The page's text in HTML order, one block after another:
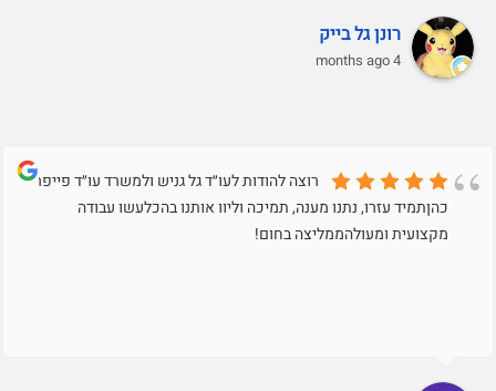
רונן גל בייק
4 months ago
רוצה להודות לעו״ד גל גניש ולמשרד עו״ד פייפר
כהןתמיד עזרו, נתנו מענה, תמיכה וליוו אותנו בהכלעשו עבודה
מקצועית ומעולהממליצה בחום!